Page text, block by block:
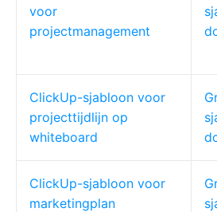
voor
projectmanagement
ClickUp-sjabloon voor
projecttijdlijn op
whiteboard
ClickUp-sjabloon voor
marketingplan